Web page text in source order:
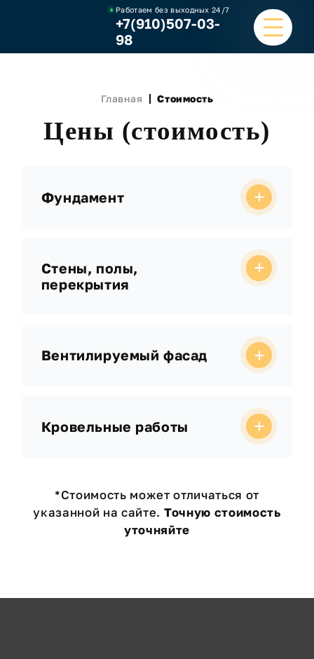
Работаем без выходных24/7
+7(910)507-03-
98
УСЛУГИ
ЦЕНЫ
ОТЗЫВЫ И ВИДЕО
КОНТАКТЫ
Главная Стоимость
Цены (стоимость)
Фундамент
Стены, полы,
перекрытия
Вентилируемый фасад
Кровельные работы
*Стоимость может отличаться от
указанной на сайте. Точную стоимость
уточняйте